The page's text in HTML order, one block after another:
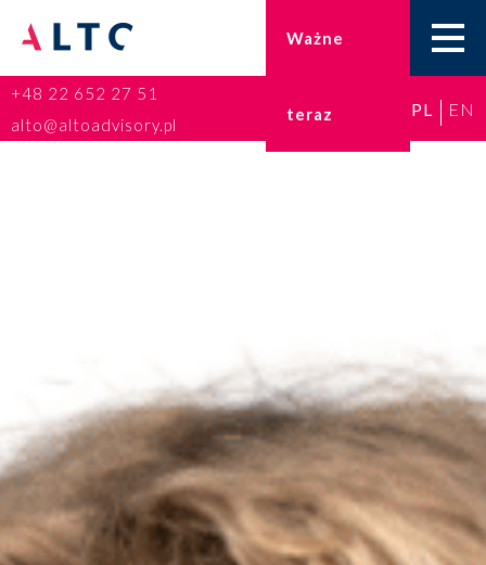
Ważne
teraz
ESG
Broker ubezpieczeniowy
Prawo karne dla biznesu
Rozwiązania
+48 22 652 27 51
alto@altoadvisory.pl
PL EN